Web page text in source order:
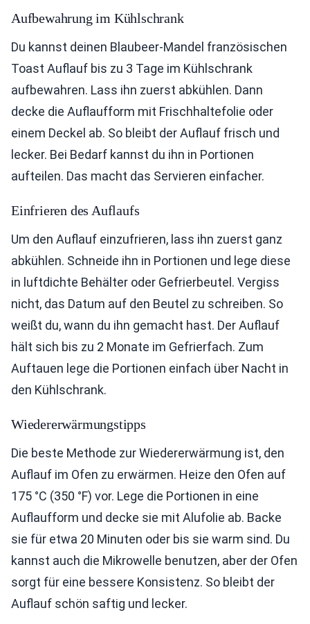
Aufbewahrung im Kühlschrank
Du kannst deinen Blaubeer-Mandel französischen
Toast Auflauf bis zu 3 Tage im Kühlschrank
aufbewahren. Lass ihn zuerst abkühlen. Dann
decke die Auflaufform mit Frischhaltefolie oder
einem Deckel ab. So bleibt der Auflauf frisch und
lecker. Bei Bedarf kannst du ihn in Portionen
aufteilen. Das macht das Servieren einfacher.
Einfrieren des Auflaufs
Um den Auflauf einzufrieren, lass ihn zuerst ganz
abkühlen. Schneide ihn in Portionen und lege diese
in luftdichte Behälter oder Gefrierbeutel. Vergiss
nicht, das Datum auf den Beutel zu schreiben. So
weißt du, wann du ihn gemacht hast. Der Auflauf
hält sich bis zu 2 Monate im Gefrierfach. Zum
Auftauen lege die Portionen einfach über Nacht in
den Kühlschrank.
Wiedererwärmungstipps
Die beste Methode zur Wiedererwärmung ist, den
Auflauf im Ofen zu erwärmen. Heize den Ofen auf
175 °C (350 °F) vor. Lege die Portionen in eine
Auflaufform und decke sie mit Alufolie ab. Backe
sie für etwa 20 Minuten oder bis sie warm sind. Du
kannst auch die Mikrowelle benutzen, aber der Ofen
sorgt für eine bessere Konsistenz. So bleibt der
Auflauf schön saftig und lecker.